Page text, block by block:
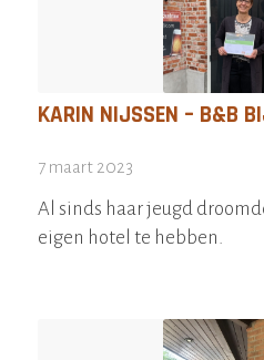
KARIN NIJSSEN – B&B
7 maart 2023
Al sinds haar jeugd
eigen hotel te hebben.